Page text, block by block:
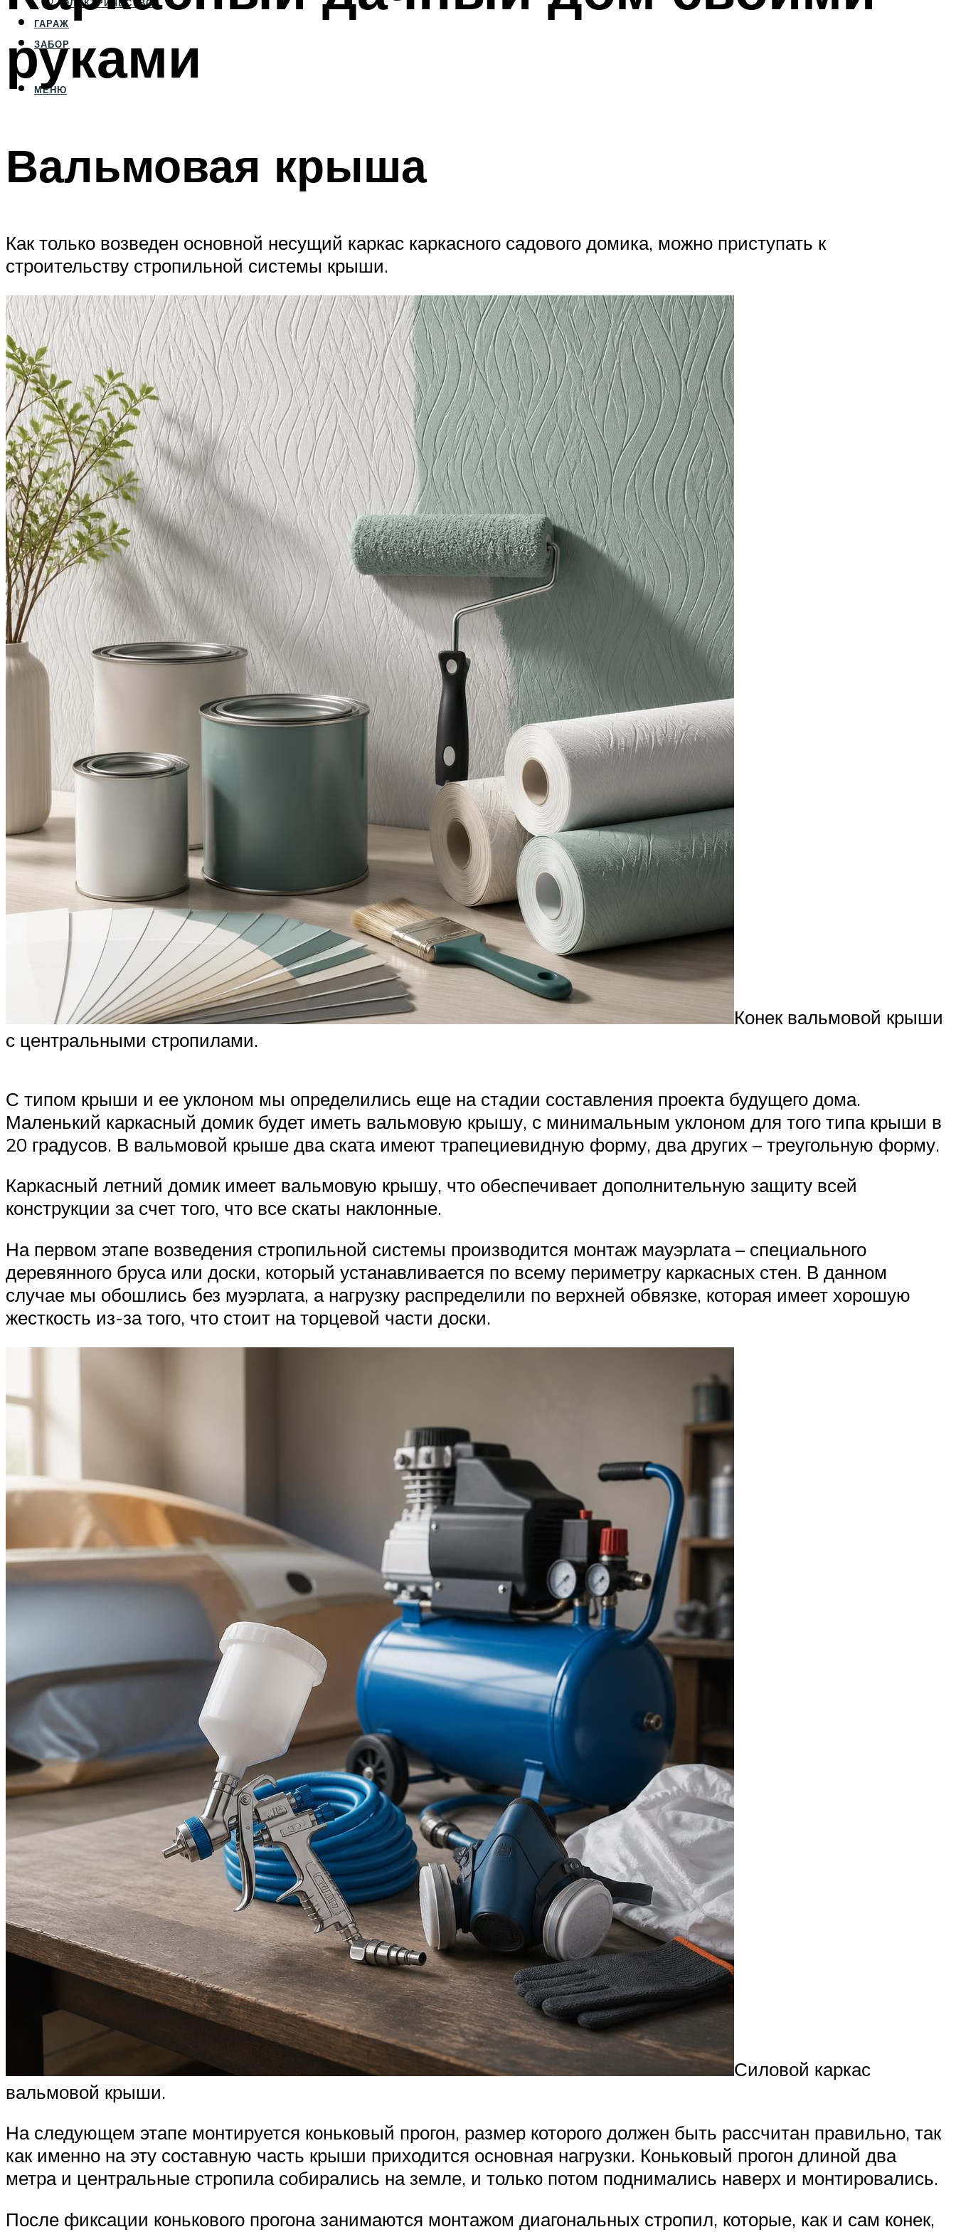
ЭЛЕКТРИЧЕСТВО
ГАРАЖ
ЗАБОР
МЕНЮ
руками
Вальмовая крыша
Как только возведен основной несущий каркас каркасного садового домика, можно приступать к
строительству стропильной системы крыши.
Конек вальмовой крыши
с центральными стропилами.
С типом крыши и ее уклоном мы определились еще на стадии составления проекта будущего дома.
Маленький каркасный домик будет иметь вальмовую крышу, с минимальным уклоном для того типа крыши в
20 градусов. В вальмовой крыше два ската имеют трапециевидную форму, два других – треугольную форму.
Каркасный летний домик имеет вальмовую крышу, что обеспечивает дополнительную защиту всей
конструкции за счет того, что все скаты наклонные.
На первом этапе возведения стропильной системы производится монтаж мауэрлата – специального
деревянного бруса или доски, который устанавливается по всему периметру каркасных стен. В данном
случае мы обошлись без муэрлата, а нагрузку распределили по верхней обвязке, которая имеет хорошую
жесткость из-за того, что стоит на торцевой части доски.
Силовой каркас
вальмовой крыши.
На следующем этапе монтируется коньковый прогон, размер которого должен быть рассчитан правильно, так
как именно на эту составную часть крыши приходится основная нагрузки. Коньковый прогон длиной два
метра и центральные стропила собирались на земле, и только потом поднимались наверх и монтировались.
После фиксации конькового прогона занимаются монтажом диагональных стропил, которые, как и сам конек,